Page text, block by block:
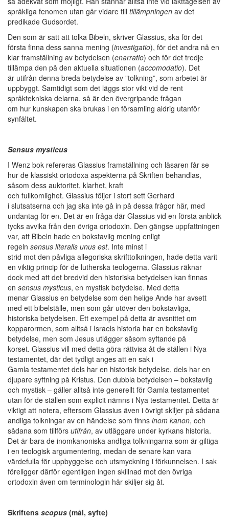
språkliga fenomen utan går vidare till tillämpningen av det
predikade Gudsordet.
Den som är satt att tolka Bibeln, skriver Glassius, ska för det
första finna dess sanna mening (investigatio), för det andra nå en
klar framställning av betydelsen (enarratio) och för det tredje
tillämpa den på den aktuella situationen (accomodatio). Det
är utifrån denna breda betydelse av ”tolkning”, som arbetet är
uppbyggt. Samtidigt som det läggs stor vikt vid de rent
språktekniska delarna, så är den övergripande frågan
om hur kunskapen ska brukas i en församling aldrig utanför
synfältet.
Sensus mysticus
I Wenz bok refereras Glassius framställning och läsaren får se
hur de klassiskt ortodoxa aspekterna på Skriften behandlas,
såsom dess auktoritet, klarhet, kraft
och fullkomlighet. Glassius följer i stort sett Gerhard
i slutsatserna och jag ska inte gå in på dessa frågor här, med
undantag för en. Det är en fråga där Glassius vid en första anblick
tycks avvika från den övriga ortodoxin. Den gängse uppfattningen
var, att Bibeln hade en bokstavlig mening enligt
regeln sensus literalis unus est. Inte minst i
strid mot den påvliga allegoriska skrifttolkningen, hade detta varit
en viktig princip för de lutherska teologerna. Glassius räknar
dock med att det bredvid den historiska betydelsen kan finnas
en sensus mysticus, en mystisk betydelse. Med detta
menar Glassius en betydelse som den helige Ande har avsett
med ett bibelställe, men som går utöver den bokstavliga,
historiska betydelsen. Ett exempel på detta är avsnittet om
kopparormen, som alltså i Israels historia har en bokstavlig
betydelse, men som Jesus utlägger såsom syftande på
korset. Glassius vill med detta göra rättvisa åt de ställen i Nya
testamentet, där det tydligt anges att en sak i
Gamla testamentet dels har en historisk betydelse, dels har en
djupare syftning på Kristus. Den dubbla betydelsen – bokstavlig
och mystisk – gäller alltså inte generellt för Gamla testamentet
utan för de ställen som explicit nämns i Nya testamentet. Detta är
viktigt att notera, eftersom Glassius även i övrigt skiljer på sådana
andliga tolkningar av en händelse som finns inom kanon, och
sådana som tillförs utifrån, av utläggare under kyrkans historia.
Det är bara de inomkanoniska andliga tolkningarna som är giltiga
i en teologisk argumentering, medan de senare kan vara
värdefulla för uppbyggelse och utsmyckning i förkunnelsen. I sak
föreligger därför egentligen ingen skillnad mot den övriga
ortodoxin även om terminologin här skiljer sig åt.
Skriftens scopus (mål, syfte)